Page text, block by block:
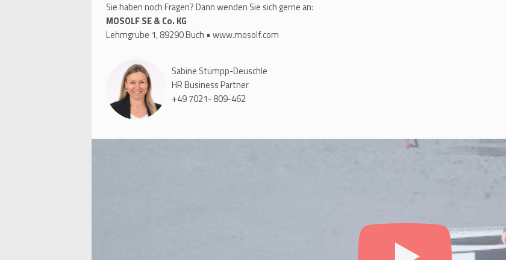
Sie haben noch Fragen? Dann wenden Sie sich gerne an:
MOSOLF SE & Co. KG
Lehmgrube 1, 89290 Buch • www.mosolf.com
Sabine Stumpp-Deuschle
HR Business Partner
+49 7021- 809-462